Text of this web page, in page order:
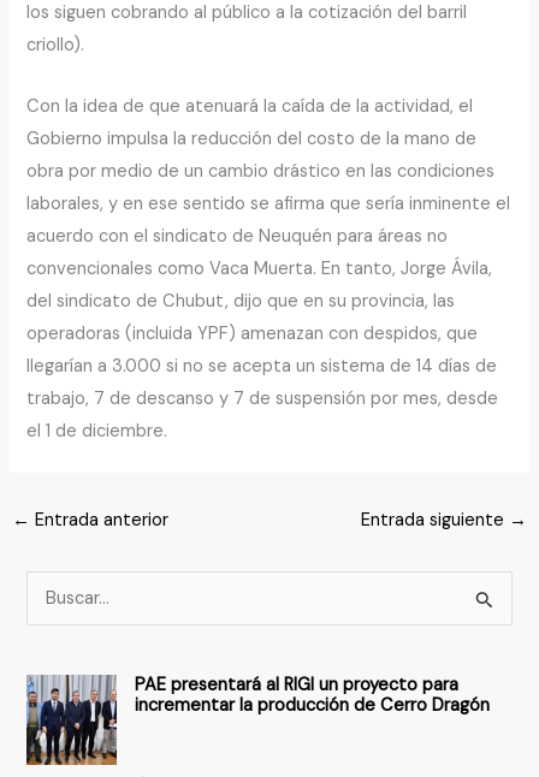
los siguen cobrando al público a la cotización del barril
criollo).
Con la idea de que atenuará la caída de la actividad, el
Gobierno impulsa la reducción del costo de la mano de
obra por medio de un cambio drástico en las condiciones
laborales, y en ese sentido se afirma que sería inminente el
acuerdo con el sindicato de Neuquén para áreas no
convencionales como Vaca Muerta. En tanto, Jorge Ávila,
del sindicato de Chubut, dijo que en su provincia, las
operadoras (incluida YPF) amenazan con despidos, que
llegarían a 3.000 si no se acepta un sistema de 14 días de
trabajo, 7 de descanso y 7 de suspensión por mes, desde
el 1 de diciembre.
← Entrada anterior Entrada siguiente →
u
c
a
r
PAE presentará al RIGI un proyecto para
incrementar la producción de Cerro Dragón